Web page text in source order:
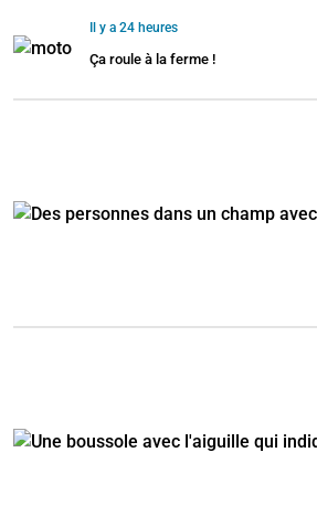
Il y a 24 heures
Ça roule à la ferme !